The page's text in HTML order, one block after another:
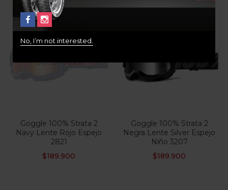
Out Of Stock
Goggle 100% Strata 2
Navy Lente Rojo Espejo
2821
$189.900
Goggle 100% Strata 2
Negra Lente Silver Espejo
Niño 3207
$189.900
No, I’m not interested.